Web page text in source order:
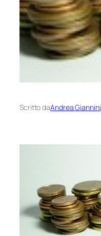
Scritto daAndrea Giannini